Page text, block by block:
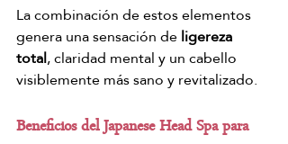
La combinación de estos elementos
genera una sensación de ligereza
total, claridad mental y un cabello
visiblemente más sano y revitalizado.
Beneficios del Japanese Head Spa para